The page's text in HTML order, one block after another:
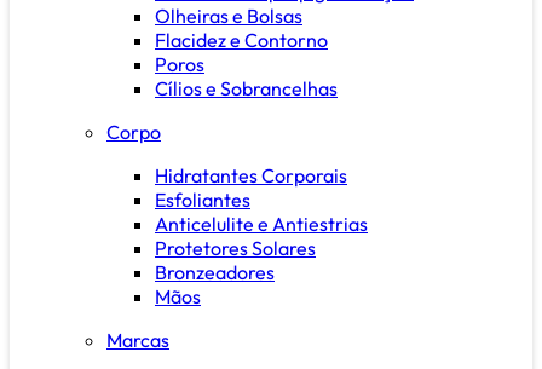
Olheiras e Bolsas
Flacidez e Contorno
Poros
Cílios e Sobrancelhas
Corpo
Hidratantes Corporais
Esfoliantes
Anticelulite e Antiestrias
Protetores Solares
Bronzeadores
Mãos
Marcas